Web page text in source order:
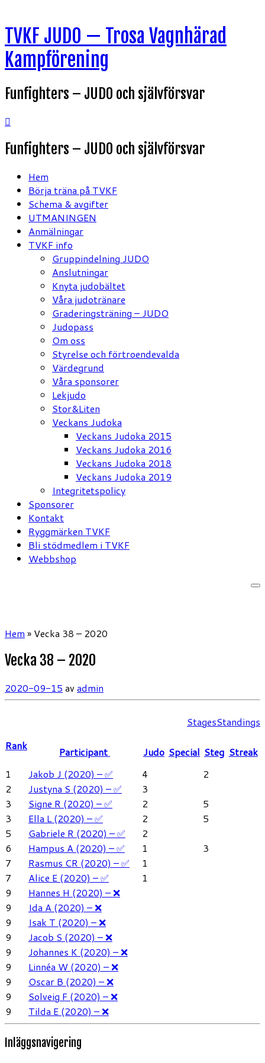
till
innehåll
TVKF JUDO — Trosa Vagnhärad
Kampförening
Funfighters – JUDO och självförsvar
Funfighters – JUDO och självförsvar
Hem
Börja träna på TVKF
Schema & avgifter
UTMANINGEN
Anmälningar
TVKF info
Gruppindelning JUDO
Anslutningar
Knyta judobältet
Våra judotränare
Graderingsträning – JUDO
Judopass
Om oss
Styrelse och förtroendevalda
Värdegrund
Våra sponsorer
Lekjudo
Stor&Liten
Veckans Judoka
Veckans Judoka 2015
Veckans Judoka 2016
Veckans Judoka 2018
Veckans Judoka 2019
Integritetspolicy
Sponsorer
Kontakt
Ryggmärken TVKF
Bli stödmedlem i TVKF
Webbshop
Hem » Vecka 38 – 2020
Vecka 38 – 2020
2020-09-15 av admin
StagesStandings
Rank
Participant Judo Special Steg Streak
1
Jakob J (2020) – ✅ 4
2
2
Justyna S (2020) – ✅
3
3
Signe R (2020) – ✅ 2
5
3
Ella L (2020) – ✅ 2
5
5
Gabriele R (2020) – ✅
2
6
Hampus A (2020) – ✅ 1
3
7
Rasmus CR (2020) – ✅
1
7
Alice E (2020) – ✅
1
9
Hannes H (2020) – ❌
9
Ida A (2020) – ❌
9
Isak T (2020) – ❌
9
Jacob S (2020) – ❌
9
Johannes K (2020) – ❌
9
Linnéa W (2020) – ❌
9
Oscar B (2020) – ❌
9
Solveig F (2020) – ❌
9
Tilda E (2020) – ❌
Inläggsnavigering